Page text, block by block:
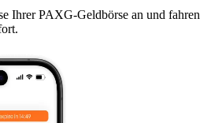
Ihrer PAXG-Geldbörse an und fahren